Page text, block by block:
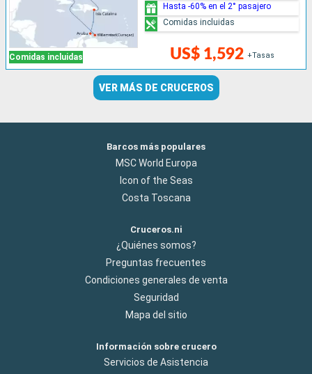
Comidas incluidas US$ 1,592 +Tasas
Hasta -60% en el 2° pasajero
Comidas incluidas
VER MÁS DE CRUCEROS
Barcos más populares
MSC World Europa
Icon of the Seas
Costa Toscana
Cruceros.ni
¿Quiénes somos?
Preguntas frecuentes
Condiciones generales de venta
Seguridad
Mapa del sitio
Información sobre crucero
Servicios de Asistencia